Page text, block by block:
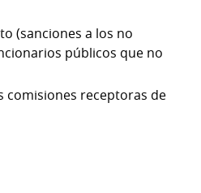
(sanciones a los no
públicos que no
comisiones receptoras de